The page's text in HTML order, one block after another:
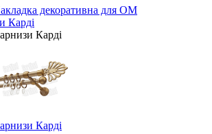
декоративна для ОМ
Карді
Карді
Карді